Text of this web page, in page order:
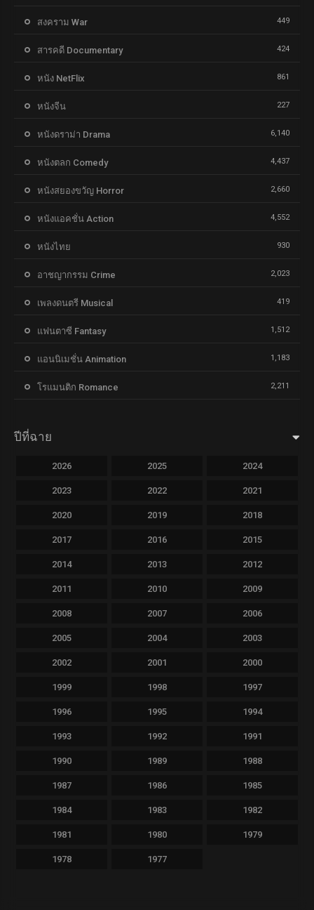
สงคราม War 449
สารคดี Documentary 424
หนัง NetFlix 861
หนังจีน 227
หนังดราม่า Drama 6,140
หนังตลก Comedy 4,437
หนังสยองขวัญ Horror 2,660
หนังแอคชั่น Action 4,552
หนังไทย 930
อาชญากรรม Crime 2,023
เพลงดนตรี Musical 419
แฟนตาซี Fantasy 1,512
แอนนิเมชั่น Animation 1,183
โรแมนติก Romance 2,211
ปีที่ฉาย
2026 2025 2024
2023 2022 2021
2020 2019 2018
2017 2016 2015
2014 2013 2012
2011 2010 2009
2008 2007 2006
2005 2004 2003
2002 2001 2000
1999 1998 1997
1996 1995 1994
1993 1992 1991
1990 1989 1988
1987 1986 1985
1984 1983 1982
1981 1980 1979
1978 1977